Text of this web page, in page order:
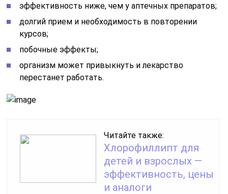
эффективность ниже, чем у аптечных препаратов;
долгий прием и необходимость в повторении
курсов;
побочные эффекты;
организм может привыкнуть и лекарство
перестанет работать.
Читайте также:
Хлорофиллипт для
детей и взрослых —
эффективность, цены
и аналоги